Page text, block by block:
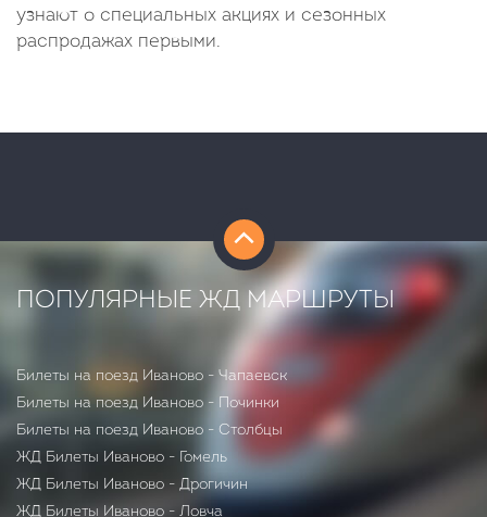
узнают о специальных акциях и сезонных
распродажах первыми.
ПОПУЛЯРНЫЕ ЖД МАРШРУТЫ
Билеты на поезд Иваново - Чапаевск
Билеты на поезд Иваново - Починки
Билеты на поезд Иваново - Столбцы
ЖД Билеты Иваново - Гомель
ЖД Билеты Иваново - Дрогичин
ЖД Билеты Иваново - Ловча